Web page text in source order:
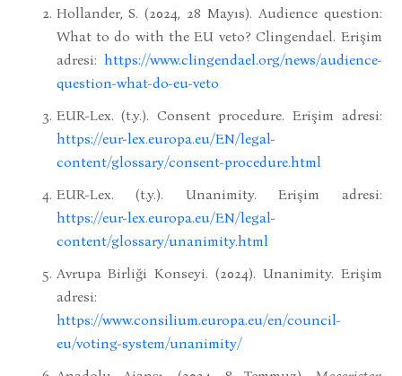
Hollander, S. (2024, 28 Mayıs). Audience question:
What to do with the EU veto? Clingendael. Erişim
adresi: https://www.clingendael.org/news/audience-
question-what-do-eu-veto
EUR-Lex. (t.y.). Consent procedure. Erişim adresi:
https://eur-lex.europa.eu/EN/legal-
content/glossary/consent-procedure.html
EUR-Lex. (t.y.). Unanimity. Erişim adresi:
https://eur-lex.europa.eu/EN/legal-
content/glossary/unanimity.html
Avrupa Birliği Konseyi. (2024). Unanimity. Erişim
adresi:
https://www.consilium.europa.eu/en/council-
eu/voting-system/unanimity/